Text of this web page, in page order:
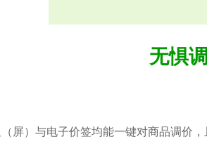
无惧
屏）与电子价签均能一键对商品调价